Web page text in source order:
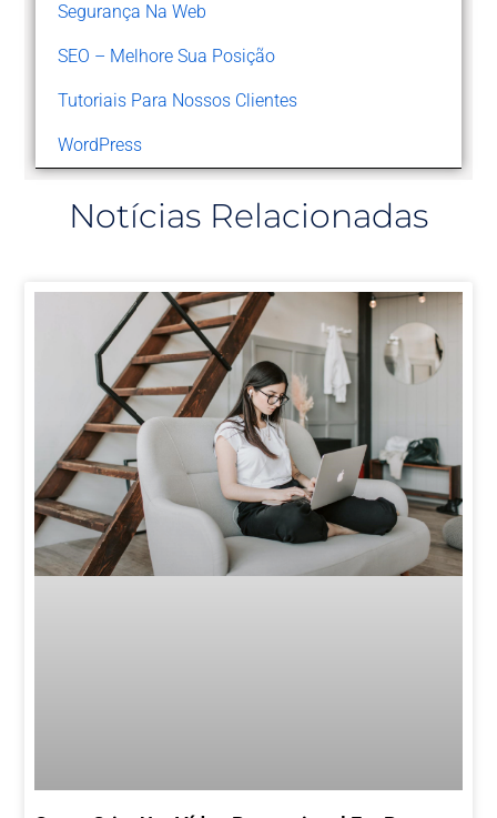
Segurança Na Web
SEO – Melhore Sua Posição
Tutoriais Para Nossos Clientes
WordPress
Notícias Relacionadas